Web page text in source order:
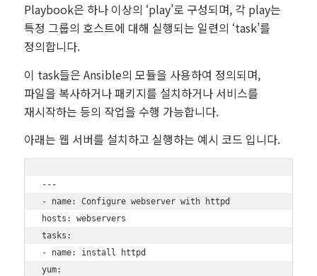
Playbook은 하나 이상의 ‘play’로 구성되며, 각 play는
특정 그룹의 호스트에 대해 실행되는 일련의 ‘task’를
정의합니다.
이 task들은 Ansible의 모듈을 사용하여 정의되며,
파일을 복사하거나 패키지를 설치하거나 서비스를
재시작하는 등의 작업을 수행 가능합니다.
아래는 웹 서버를 설치하고 실행하는 예시 코드 입니다.
---
- name: Configure webserver with httpd
hosts: webservers
tasks:
- name: install httpd
yum: